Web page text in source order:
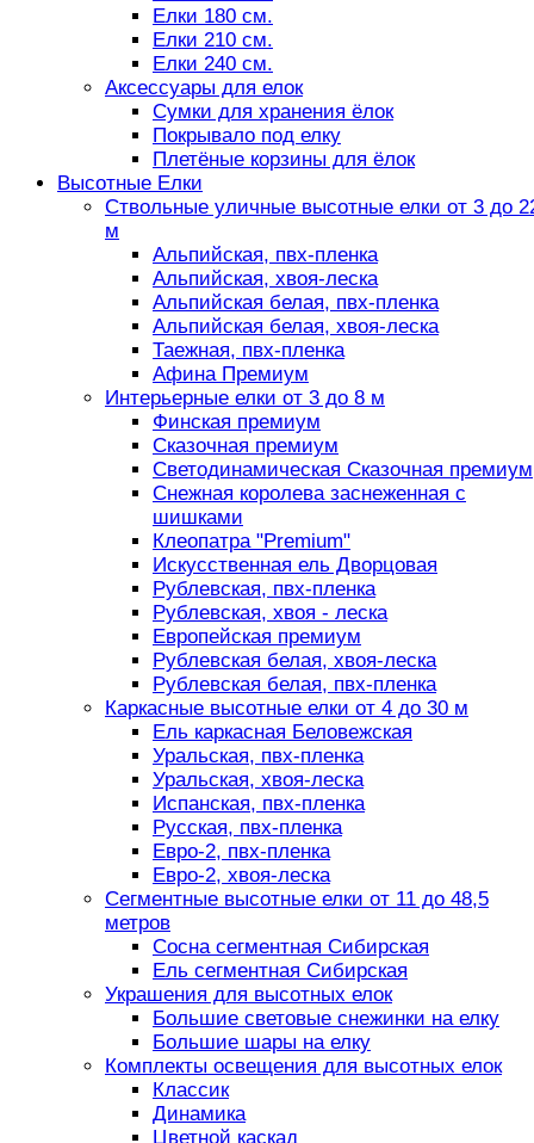
Елки 180 см.
Елки 210 см.
Елки 240 см.
Аксессуары для елок
Сумки для хранения ёлок
Покрывало под елку
Плетёные корзины для ёлок
Высотные Елки
Ствольные уличные высотные елки от 3 до
м
Альпийская, пвх-пленка
Альпийская, хвоя-леска
Альпийская белая, пвх-пленка
Альпийская белая, хвоя-леска
Таежная, пвх-пленка
Афина Премиум
Интерьерные елки от 3 до 8 м
Финская премиум
Сказочная премиум
Светодинамическая Сказочная премиум
Снежная королева заснеженная с
шишками
Клеопатра "Premium"
Искусственная ель Дворцовая
Рублевская, пвх-пленка
Рублевская, хвоя - леска
Европейская премиум
Рублевская белая, хвоя-леска
Рублевская белая, пвх-пленка
Каркасные высотные елки от 4 до 30 м
Ель каркасная Беловежская
Уральская, пвх-пленка
Уральская, хвоя-леска
Испанская, пвх-пленка
Русская, пвх-пленка
Евро-2, пвх-пленка
Евро-2, хвоя-леска
Сегментные высотные елки от 11 до 48,5
метров
Сосна сегментная Сибирская
Ель сегментная Сибирская
Украшения для высотных елок
Большие световые снежинки на елку
Большие шары на елку
Комплекты освещения для высотных елок
Классик
Динамика
Цветной каскад